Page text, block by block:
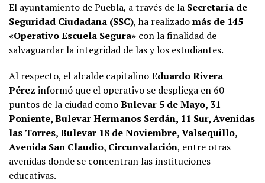
El ayuntamiento de Puebla, a través de la Secretaría de
Seguridad Ciudadana (SSC), ha realizadomás de 145
«Operativo Escuela Segura» con la finalidad de
salvaguardar la integridad de las y los estudiantes.
Al respecto, el alcalde capitalinoEduardo Rivera
Pérez informó que el operativo se despliega en 60
puntos de la ciudad comoBulevar 5 de Mayo, 31
Poniente, Bulevar Hermanos Serdán, 11 Sur, Avenidas
las Torres, Bulevar 18 de Noviembre, Valsequillo,
Avenida San Claudio, Circunvalación, entre otras
avenidas donde se concentran las instituciones
educativas.